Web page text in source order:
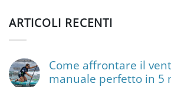
ARTICOLI RECENTI
Come affrontare il
manuale perfetto in 5